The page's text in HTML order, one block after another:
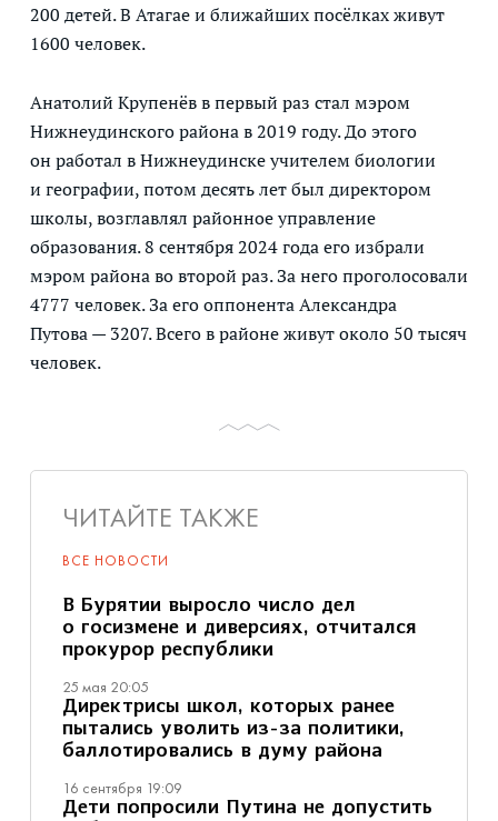
200 детей. В Атагае и ближайших посёлках живут
1600 человек.
Анатолий Крупенёв в первый раз стал мэром
Нижнеудинского района в 2019 году. До этого
он работал в Нижнеудинске учителем биологии
и географии, потом десять лет был директором
школы, возглавлял районное управление
образования. 8 сентября 2024 года его избрали
мэром района во второй раз. За него проголосовали
4777 человек. За его оппонента Александра
Путова — 3207. Всего в районе живут около 50 тысяч
человек.
ЧИТАЙТЕ ТАКЖЕ
ВСЕ НОВОСТИ
В Бурятии выросло число дел
о госизмене и диверсиях, отчитался
прокурор республики
25 мая 20:05
Директрисы школ, которых ранее
пытались уволить из-за политики,
баллотировались в думу района
16 сентября 19:09
Дети попросили Путина не допустить